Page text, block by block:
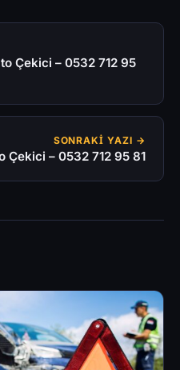
Çekici – 0532 712 95
SONRAKI YAZI →
Çekici – 0532 712 95 81